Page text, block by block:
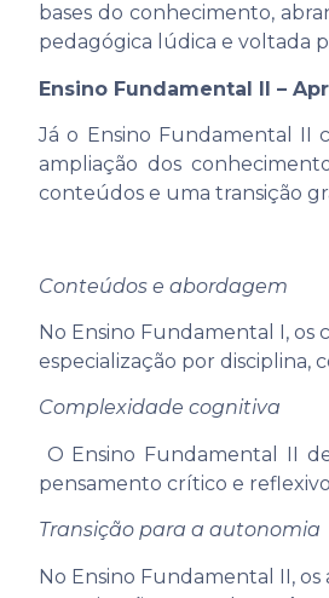
bases do conhecimento,
pedagógica lúdica e voltada
Ensino Fundamental II –
Já o Ensino Fundamental II
ampliação dos
conteúdos e uma transição
Conteúdos e abordagem
No Ensino Fundamental I, os
especialização por disciplina,
Complexidade cognitiva
O Ensino Fundamental II
pensamento crítico e
Transição para a autonomia
No Ensino Fundamental II,